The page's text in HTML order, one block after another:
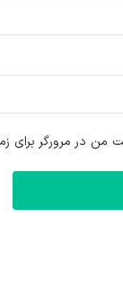
من در مرورگر برای